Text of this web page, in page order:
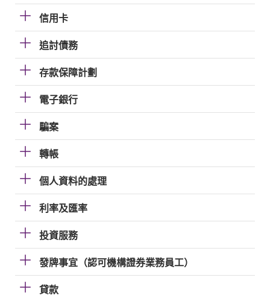
信用卡
追討債務
存款保障計劃
電子銀行
騙案
轉帳
個人資料的處理
利率及匯率
投資服務
發牌事宜（認可機構證券業務員工）
貸款